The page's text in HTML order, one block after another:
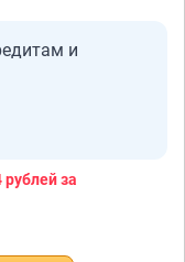
и
рублейза